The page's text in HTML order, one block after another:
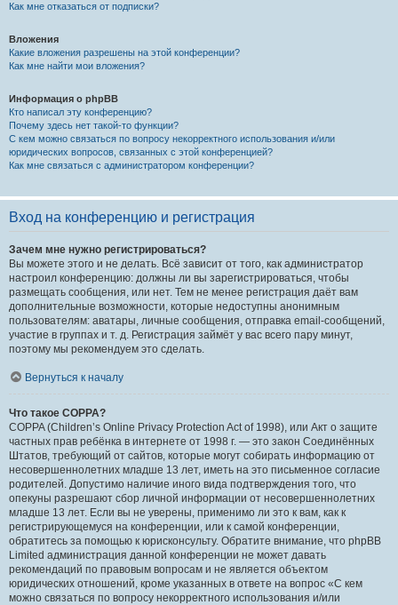
Как мне отказаться от подписки?
Вложения
Какие вложения разрешены на этой конференции?
Как мне найти мои вложения?
Информация о phpBB
Кто написал эту конференцию?
Почему здесь нет такой-то функции?
С кем можно связаться по вопросу некорректного использования и/или
юридических вопросов, связанных с этой конференцией?
Как мне связаться с администратором конференции?
Вход на конференцию и регистрация
Зачем мне нужно регистрироваться?
Вы можете этого и не делать. Всё зависит от того, как администратор
настроил конференцию: должны ли вы зарегистрироваться, чтобы
размещать сообщения, или нет. Тем не менее регистрация даёт вам
дополнительные возможности, которые недоступны анонимным
пользователям: аватары, личные сообщения, отправка email-сообщений,
участие в группах и т. д. Регистрация займёт у вас всего пару минут,
поэтому мы рекомендуем это сделать.
Вернуться к началу
Что такое COPPA?
COPPA (Children’s Online Privacy Protection Act of 1998), или Акт о защите
частных прав ребёнка в интернете от 1998 г. — это закон Соединённых
Штатов, требующий от сайтов, которые могут собирать информацию от
несовершеннолетних младше 13 лет, иметь на это письменное согласие
родителей. Допустимо наличие иного вида подтверждения того, что
опекуны разрешают сбор личной информации от несовершеннолетних
младше 13 лет. Если вы не уверены, применимо ли это к вам, как к
регистрирующемуся на конференции, или к самой конференции,
обратитесь за помощью к юрисконсульту. Обратите внимание, что phpBB
Limited администрация данной конференции не может давать
рекомендаций по правовым вопросам и не является объектом
юридических отношений, кроме указанных в ответе на вопрос «С кем
можно связаться по вопросу некорректного использования и/или